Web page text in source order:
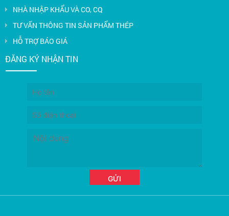
NHÀ NHẬP KHẨU VÀ CO, CQ
TƯ VẤN THÔNG TIN SẢN PHẨM THÉP
HỖ TRỢ BÁO GIÁ
ĐĂNG KÝ NHẬN TIN